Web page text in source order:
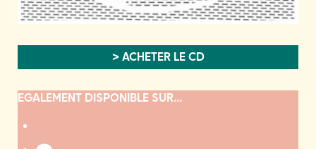
> ACHETER LE CD
EGALEMENT DISPONIBLE SUR...